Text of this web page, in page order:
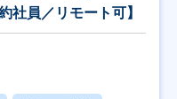
社員／リモート可】